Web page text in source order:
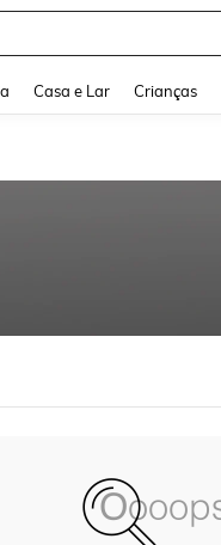
Casa e Lar Crianças